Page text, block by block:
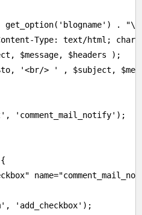
get_option('blogname') .
Type: text/html;
$message, $headers );
'<br/> ' , $subject,
'comment_mail_notify');
'add_checkbox');